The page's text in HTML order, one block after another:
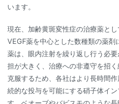
います。
現在、加齢黄斑変性症の治療薬と
VEGF薬を中心とした数種類の薬剤
薬は、眼内注射を繰り返し行う必
担が大きく、治療への非遵守を招
克服するため、各社はより長時間
続的な投与を可能にする硝子体イ